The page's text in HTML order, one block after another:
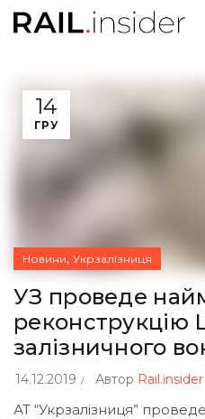
14
ГРУ
Новини, Укрзалізниця
УЗ проведе
реконструкцію
залізничного
14.12.2019 Автор Rail.insider
АТ “Укрзалізниця”